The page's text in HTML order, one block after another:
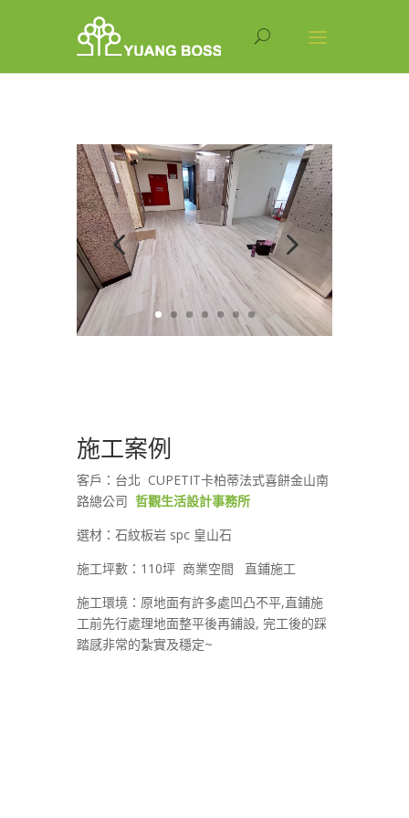
施工案例
客戶：台北 CUPETIT卡柏蒂法式喜餅金山南
路總公司 哲觀生活設計事務所
選材：石紋板岩 spc 皇山石
施工坪數：110坪 商業空間 直鋪施工
施工環境：原地面有許多處凹凸不平,直鋪施
工前先行處理地面整平後再鋪設, 完工後的踩
踏感非常的紮實及穩定~